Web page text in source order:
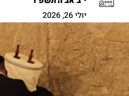
יולי 26, 2026